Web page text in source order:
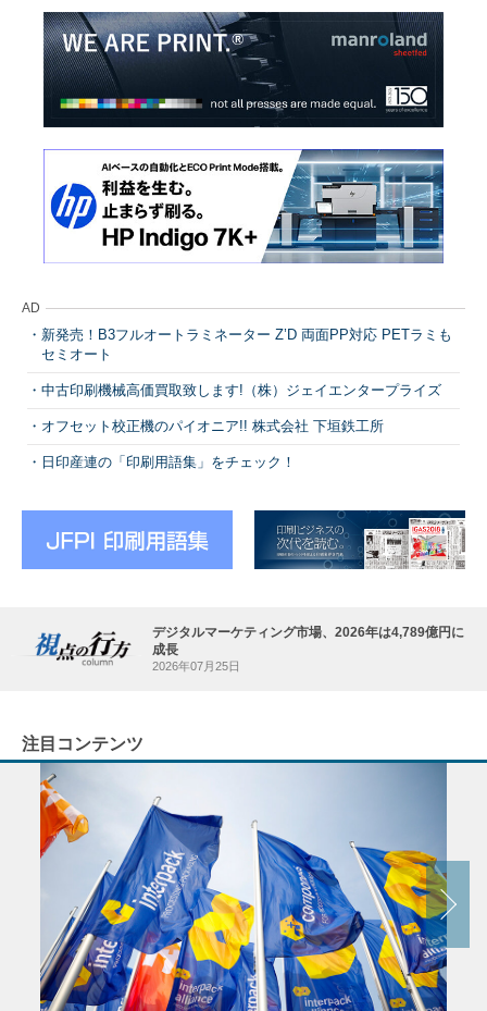
AD
新発売！B3フルオートラミネーター Z’D 両面PP対応 PETラミも
セミオート
中古印刷機械高価買取致します!（株）ジェイエンタープライズ
オフセット校正機のパイオニア!! 株式会社 下垣鉄工所
日印産連の「印刷用語集」をチェック！
デジタルマーケティング市場、2026年は4,789億円に
成長
2026年07月25日
注目コンテンツ